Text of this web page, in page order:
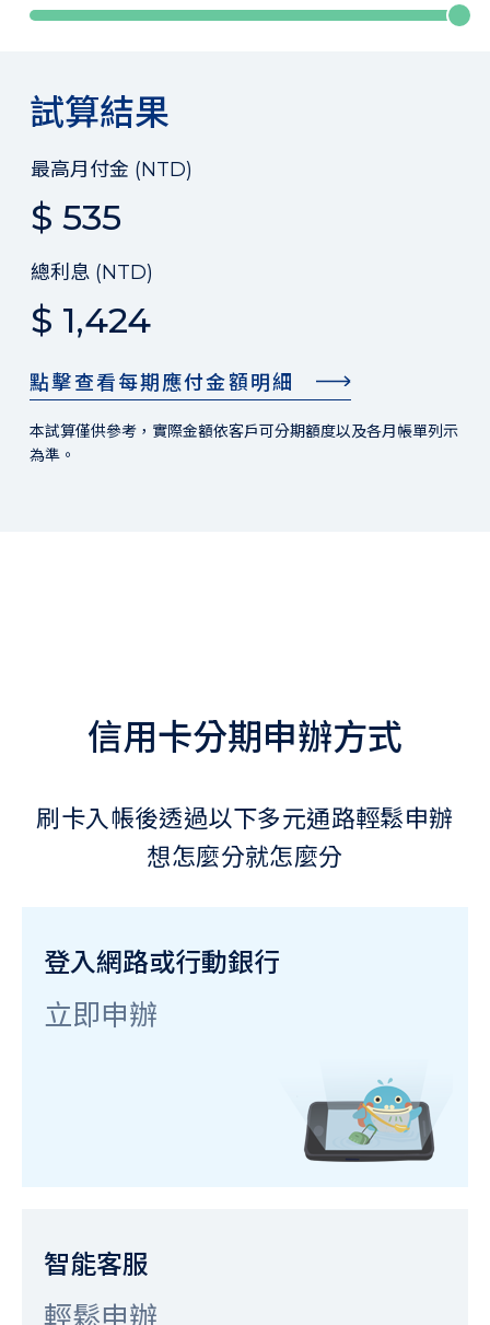
試算結果
最高月付金 (NTD)
$ 535
總利息 (NTD)
$ 1,424
點擊查看每期應付金額明細
本試算僅供參考，實際金額依客戶可分期額度以及各月帳單列示
為準。
信用卡分期申辦方式
刷卡入帳後透過以下多元通路輕鬆申辦
想怎麼分就怎麼分
登入網路或行動銀行
立即申辦
智能客服
輕鬆申辦